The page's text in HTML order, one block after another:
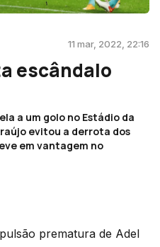
11 mar, 2022, 22:16
escândalo
a um golo no Estádio da
evitou a derrota dos
em vantagem no
prematura de Adel